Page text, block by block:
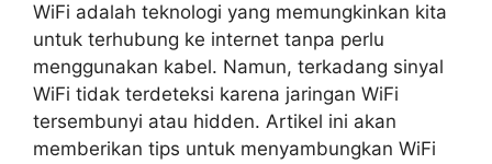
WiFi adalah teknologi yang memungkinkan kita
untuk terhubung ke internet tanpa perlu
menggunakan kabel. Namun, terkadang sinyal
WiFi tidak terdeteksi karena jaringan WiFi
tersembunyi atau hidden. Artikel ini akan
memberikan tips untuk menyambungkan WiFi